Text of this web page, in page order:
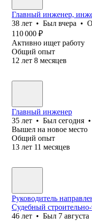
Главный инженер,
38 лет • Был вчера •
110 000 ₽
Активно ищет работу
Общий опыт
12 лет 8 месяцев
Главный инженер
35 лет • Был сегодня •
Вышел на новое место
Общий опыт
13 лет 11 месяцев
Руководитель
Судебный
46 лет • Был 7 августа